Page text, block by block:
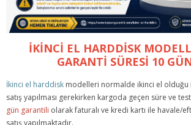
İKİNCİ EL HARDDİSK
GARANTİ SÜRESİ 10
İkinci el harddisk modelleri normalde ikinci el olduğu
satış yapılması gerekirken kargoda geçen süre ve
gün garantili olarak faturalı ve kredi kartı ile havale/
satış yapılmaktadır.